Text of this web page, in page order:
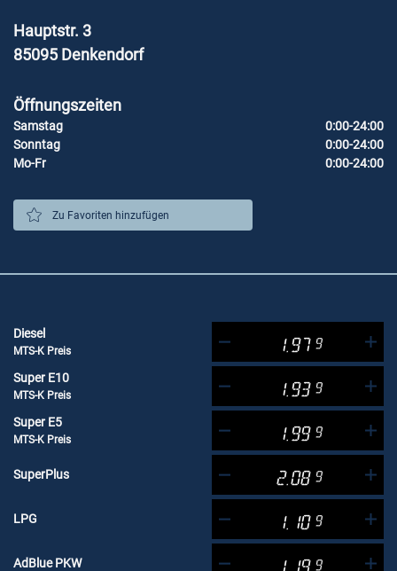
Hauptstr. 3
85095 Denkendorf
Öffnungszeiten
Samstag
0:00-24:00
Sonntag
0:00-24:00
Mo-Fr
0:00-24:00
Zu Favoriten hinzufügen
Diesel
MTS-K Preis 1.97 9
Super E10
MTS-K Preis 1.93 9
Super E5
MTS-K Preis 1.99 9
SuperPlus 2.08 9
LPG 1.10 9
AdBlue PKW 1.19 9